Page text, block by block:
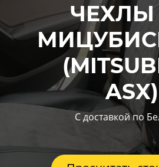
ЧЕХЛЫ
ASX)
С доставкой по